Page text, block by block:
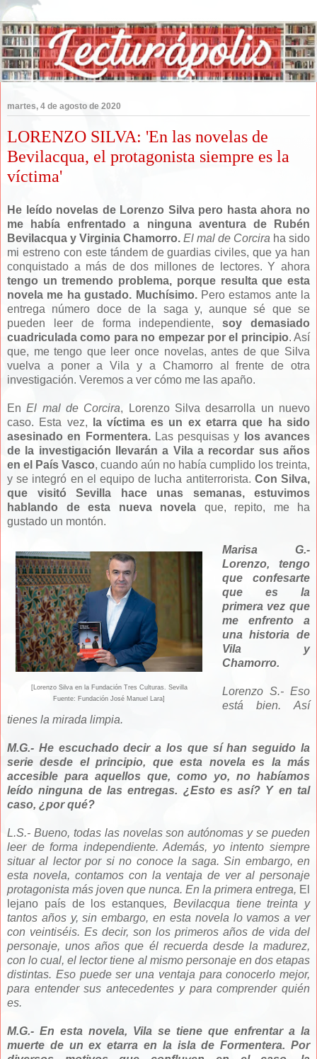
martes, 4 de agosto de 2020
LORENZO SILVA: 'En las novelas de
Bevilacqua, el protagonista siempre es la
víctima'
He leído novelas de Lorenzo Silva pero hasta ahora no
me había enfrentado a ninguna aventura de Rubén
Bevilacqua y Virginia Chamorro. El mal de Corcira ha sido
mi estreno con este tándem de guardias civiles, que ya han
conquistado a más de dos millones de lectores. Y ahora
tengo un tremendo problema, porque resulta que esta
novela me ha gustado. Muchísimo.Pero estamos ante la
entrega número doce de la saga y, aunque sé que se
pueden leer de forma independiente,soy demasiado
cuadriculada como para no empezar por el principio. Así
que, me tengo que leer once novelas, antes de que Silva
vuelva a poner a Vila y a Chamorro al frente de otra
investigación. Veremos a ver cómo me las apaño.
EnEl mal de Corcira, Lorenzo Silva desarrolla un nuevo
caso. Esta vez, la víctima es un ex etarra que ha sido
asesinado en Formentera.Las pesquisas y
los avances
de la investigación llevarán a Vila a recordar sus años
en el País Vasco, cuando aún no había cumplido los treinta,
y se integró en el equipo de lucha antiterrorista. Con Silva,
que visitó Sevilla hace unas semanas, estuvimos
hablando de esta nueva novela que, repito, me ha
gustado un montón.
[Lorenzo Silva en la Fundación Tres Culturas. Sevilla
Fuente: Fundación José Manuel Lara]
Marisa G.-
Lorenzo, tengo
que confesarte
que es la
primera vez que
me enfrento a
una historia de
Vila y
Chamorro.
Lorenzo S.- Eso
está bien. Así
tienes la mirada limpia.
M.G.- He escuchado decir a los que sí han seguido la
serie desde el principio, que esta novela es la más
accesible para aquellos que, como yo, no habíamos
leído ninguna de las entregas. ¿Esto es así? Y en tal
caso, ¿por qué?
L.S.- Bueno, todas las novelas son autónomas y se pueden
leer de forma independiente. Además, yo intento siempre
situar al lector por si no conoce la saga. Sin embargo, en
esta novela, contamos con la ventaja de ver al personaje
protagonista más joven que nunca. En la primera entrega, El
lejano país de los estanques, Bevilacqua tiene treinta y
tantos años y, sin embargo, en esta novela lo vamos a ver
con veintiséis. Es decir, son los primeros años de vida del
personaje, unos años que él recuerda desde la madurez,
con lo cual, el lector tiene al mismo personaje en dos etapas
distintas. Eso puede ser una ventaja para conocerlo mejor,
para entender sus antecedentes y para comprender quién
es.
M.G.- En esta novela, Vila se tiene que enfrentar a la
muerte de un ex etarra en la isla de Formentera. Por